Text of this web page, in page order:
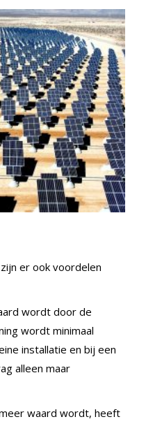
er ook voordelen
wordt door de
wordt minimaal
installatie en bij een
alleen maar
waard wordt, heeft